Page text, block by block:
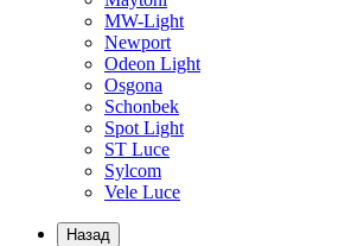
MW-Light
Newport
Odeon Light
Osgona
Schonbek
Spot Light
ST Luce
Sylcom
Vele Luce
Назад